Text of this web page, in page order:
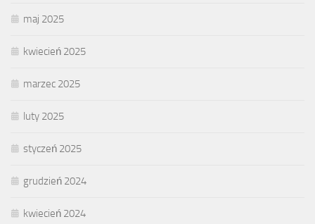
maj 2025
kwiecień 2025
marzec 2025
luty 2025
styczeń 2025
grudzień 2024
kwiecień 2024